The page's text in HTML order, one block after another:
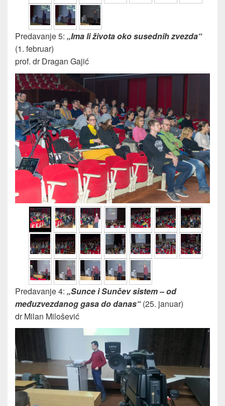
Predavanje 5: „Ima li života oko susednih zvezda“
(1. februar)
prof. dr Dragan Gajić
Predavanje 4: „Sunce i Sunčev sistem – od
međuzvezdanog gasa do danas“(25. januar)
dr Milan Milošević